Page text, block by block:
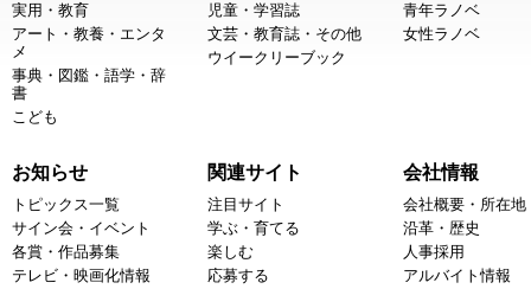
実用・教育
アート・教養・エンタ
メ
事典・図鑑・語学・辞
書
こども
児童・学習誌
文芸・教育誌・その他
ウイークリーブック
青年ラノベ
女性ラノベ
お知らせ
トピックス一覧
サイン会・イベント
各賞・作品募集
テレビ・映画化情報
関連サイト
注目サイト
学ぶ・育てる
楽しむ
応募する
会社情報
会社概要・所在地
沿革・歴史
人事採用
アルバイト情報